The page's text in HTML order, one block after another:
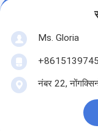
Ms. Gloria
नंबर 22,